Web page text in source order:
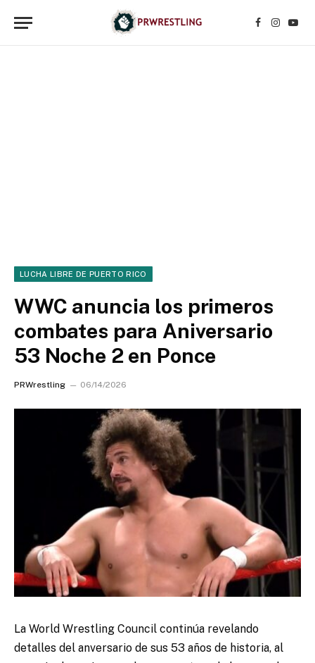
Facebook
LUCHA LIBRE DE PUERTO RICO
WWC anuncia los primeros
combates para Aniversario
53 Noche 2 en Ponce
PRWrestling 06/14/2026
La World Wrestling Council continúa revelando
detalles del anversario de sus 53 años de historia, al